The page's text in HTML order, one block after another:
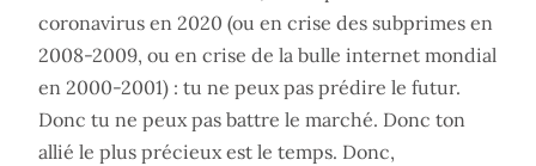
coronavirus en 2020 (ou en crise des subprimes en
2008-2009, ou en crise de la bulle internet mondial
en 2000-2001) : tu ne peux pas prédire le futur.
Donc tu ne peux pas battre le marché. Donc ton
allié le plus précieux est le temps. Donc,